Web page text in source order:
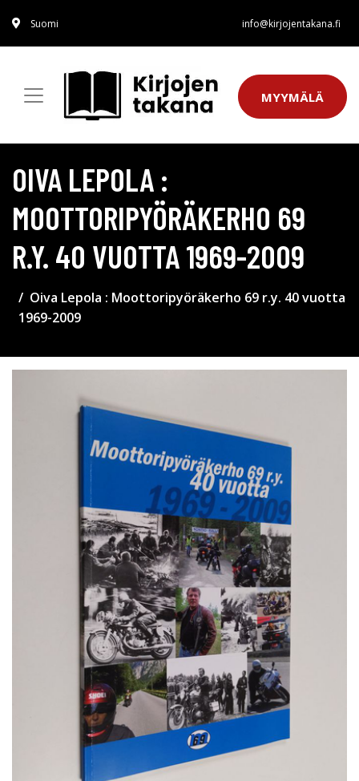
Suomi info@kirjojentakana.fi
MYYMÄLÄ
OIVA LEPOLA :
MOOTTORIPYÖRÄKERHO 69
R.Y. 40 VUOTTA 1969-2009
Oiva Lepola : Moottoripyöräkerho 69 r.y. 40 vuotta
1969-2009